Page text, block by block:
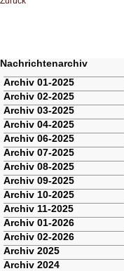
Nachrichtenarchiv
Navigation
überspringen
Archiv 01-2025
Archiv 02-2025
Archiv 03-2025
Archiv 04-2025
Archiv 06-2025
Archiv 07-2025
Archiv 08-2025
Archiv 09-2025
Archiv 10-2025
Archiv 11-2025
Archiv 01-2026
Archiv 02-2026
Archiv 2025
Archiv 2024